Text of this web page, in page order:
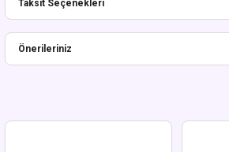
Bu ürüne ilk yorumu siz
Taksit Seçenekleri
Önerileriniz